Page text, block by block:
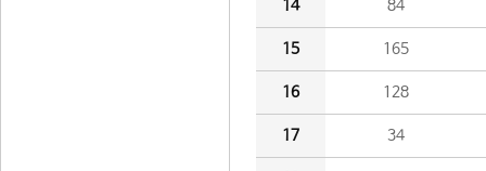
14 84
15 165
16 128
17 34